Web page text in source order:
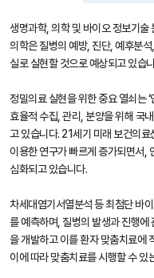
생명과학, 의학 및 바이오 정보기
의학은 질병의 예방, 진단, 예후분
실로 실현할 것으로 예상되고 있습
정밀의료 실현을 위한 중요 열쇠는
효율적 수집, 관리, 분양을 위해 국
고 있습니다. 21세기 미래 보건의
이용한 연구가 빠르게 증가되면서,
심화되고 있습니다.
차세대염기서열분석 등 최첨단 바
를 예측하며, 질병의 발생과 진행에
을 개발하고 이를 환자 맞춤치료에
이에 따라 맞춤치료를 시행할 수 있